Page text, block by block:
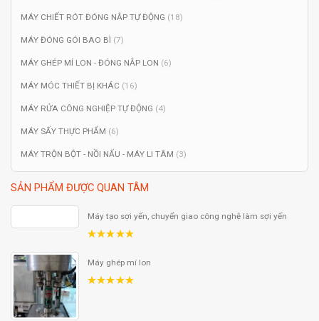
MÁY CHIẾT RÓT ĐÓNG NẮP TỰ ĐỘNG (18)
MÁY ĐÓNG GÓI BAO BÌ (7)
MÁY GHÉP MÍ LON - ĐÓNG NẮP LON (6)
MÁY MÓC THIẾT BỊ KHÁC (16)
MÁY RỬA CÔNG NGHIỆP TỰ ĐỘNG (4)
MÁY SẤY THỰC PHẨM (6)
MÁY TRỘN BỘT - NỒI NẤU - MÁY LI TÂM (3)
SẢN PHẨM ĐƯỢC QUAN TÂM
Máy tạo sợi yến, chuyển giao công nghệ làm sợi yến
Máy ghép mí lon